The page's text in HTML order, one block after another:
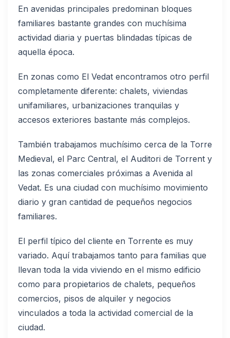
En avenidas principales predominan bloques
familiares bastante grandes con muchísima
actividad diaria y puertas blindadas típicas de
aquella época.
En zonas como El Vedat encontramos otro perfil
completamente diferente: chalets, viviendas
unifamiliares, urbanizaciones tranquilas y
accesos exteriores bastante más complejos.
También trabajamos muchísimo cerca de la Torre
Medieval, el Parc Central, el Auditori de Torrent y
las zonas comerciales próximas a Avenida al
Vedat. Es una ciudad con muchísimo movimiento
diario y gran cantidad de pequeños negocios
familiares.
El perfil típico del cliente en Torrente es muy
variado. Aquí trabajamos tanto para familias que
llevan toda la vida viviendo en el mismo edificio
como para propietarios de chalets, pequeños
comercios, pisos de alquiler y negocios
vinculados a toda la actividad comercial de la
ciudad.